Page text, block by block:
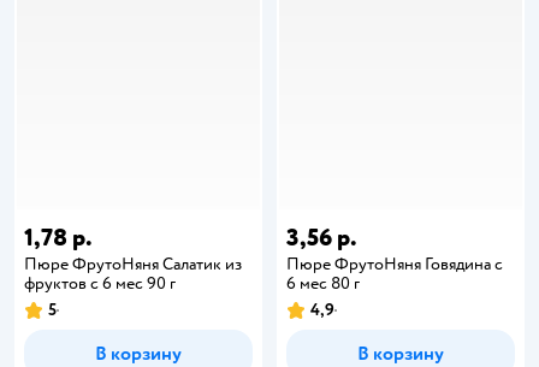
1,78 р.
Пюре ФрутоНяня Салатик из
фруктов с 6 мес 90 г
5
В корзину
3,56 р.
Пюре ФрутоНяня Говядина с
6 мес 80 г
4,9
В корзину